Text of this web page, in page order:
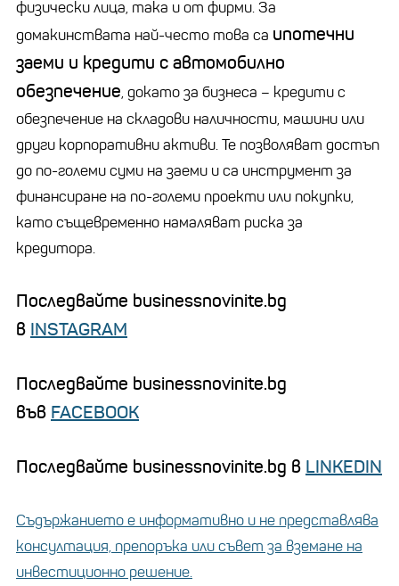
физически лица, така и от фирми. За
домакинствата най-често това са ипотечни
заеми и кредити с автомобилно
обезпечение, докато за бизнеса – кредити с
обезпечение на складови наличности, машини или
други корпоративни активи. Те позволяват достъп
до по-големи суми на заеми и са инструмент за
финансиране на по-големи проекти или покупки,
като същевременно намаляват риска за
кредитора.
Последвайте businessnovinite.bg
в INSTAGRAM
Последвайте businessnovinite.bg
във FACEBOOK
Последвайте businessnovinite.bg в LINKEDIN
Съдържанието е информативно и не представлява
консултация, препоръка или съвет за вземане на
инвестиционно решение.